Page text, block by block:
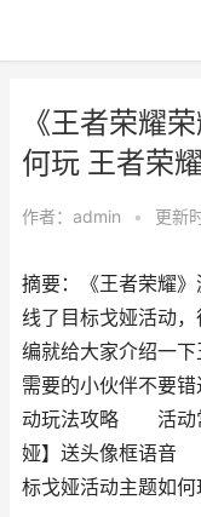
《王者荣耀
何玩 王者荣
作者： admin • 更新
摘要：《王者荣耀
线了目标戈娅活动
编就给大家介绍一
需要的小伙伴不要
动玩法攻略 活动
娅】送头像框语音
标戈娅活动主题如